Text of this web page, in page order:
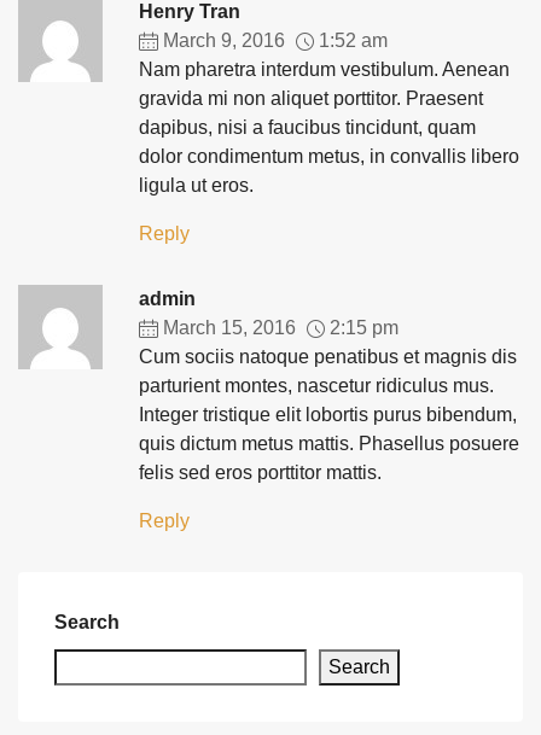
Henry Tran
March 9, 2016
1:52 am
Nam pharetra interdum vestibulum. Aenean
gravida mi non aliquet porttitor. Praesent
dapibus, nisi a faucibus tincidunt, quam
dolor condimentum metus, in convallis libero
ligula ut eros.
Reply
admin
March 15, 2016
2:15 pm
Cum sociis natoque penatibus et magnis dis
parturient montes, nascetur ridiculus mus.
Integer tristique elit lobortis purus bibendum,
quis dictum metus mattis. Phasellus posuere
felis sed eros porttitor mattis.
Reply
Search
Search